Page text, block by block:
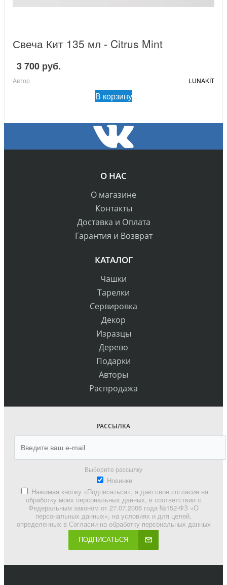
Свеча Кит 135 мл - Citrus Mint
3 700 руб.
Автор LUNAKIT
В корзину
О НАС
О магазине
Контакты
Доставка и Оплата
Гарантия и Возврат
КАТАЛОГ
Чашки
Тарелки
Сервировка
Декор
Изразцы
Дерево
Подарки
Авторы
Распродажа
РАССЫЛКА
Выберите рассылку
Новинки
Нажимая кнопку «Подписаться», я даю свое согласие на
обработку моих персональных данных, в соответствии с
Федеральным законом от 27.07.2006 года №152-ФЗ «О
персональных данных», на условиях и для целей,
определенных в Согласии на обработку персональных данных
ПОДПИСАТЬСЯ